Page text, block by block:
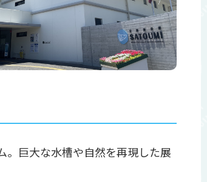
。巨大な水槽や自然を再現した展